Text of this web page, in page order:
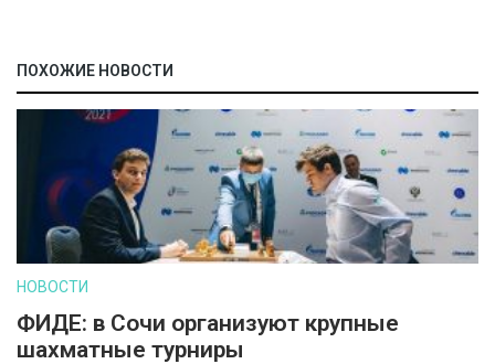
ПОХОЖИЕ НОВОСТИ
НОВОСТИ
ФИДЕ: в Сочи организуют крупные
шахматные турниры